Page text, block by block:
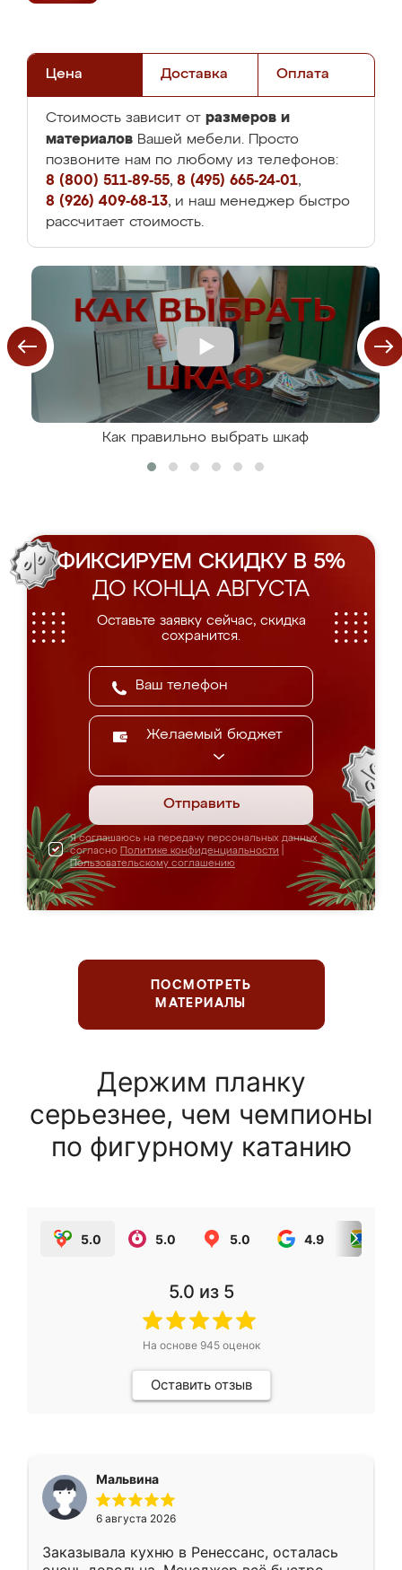
Цена Доставка Оплата
Стоимость зависит от размеров и
материалов Вашей мебели. Просто
позвоните нам по любому из телефонов:
8 (800) 511-89-55, 8 (495) 665-24-01,
8 (926) 409-68-13, и наш менеджер быстро
рассчитает стоимость.
Как правильно выбрать шкаф
ФИКСИРУЕМ СКИДКУ В 5%
ДО КОНЦА АВГУСТА
Оставьте заявку сейчас, скидка
сохранится.
Желаемый бюджет
Отправить
Я соглашаюсь на передачу персональных данных
согласно Политике конфиденциальности
Пользовательскому соглашению
ПОСМОТРЕТЬ
МАТЕРИАЛЫ
Держим планку
серьезнее, чем чемпионы
по фигурному катанию
5.0 5.0 5.0 4.9
5.0 из 5
На основе 945оценок
Оставить отзыв
Мальвина
6 августа 2026
Заказывала кухню в Ренессанс, осталась